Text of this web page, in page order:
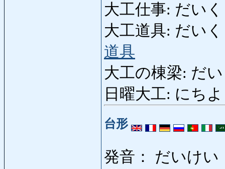
大工仕事: だい
大工道具: だいく
道具
大工の棟梁: だ
日曜大工: にち
台形
発音： だいけい